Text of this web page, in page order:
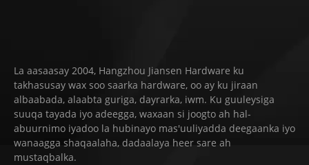
La aasaasay 2004, Hangzhou Jiansen Hardware ku
takhasusay wax soo saarka hardware, oo ay ku jiraan
albaabada, alaabta guriga, dayrarka, iwm. Ku guuleysiga
suuqa tayada iyo adeegga, waxaan si joogto ah hal-
abuurnimo iyadoo la hubinayo mas'uuliyadda deegaanka iyo
wanaagga shaqaalaha, dadaalaya heer sare ah
mustaqbalka.